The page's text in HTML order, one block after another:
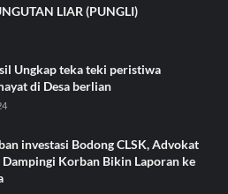
LIAR (PUNGLI)
Ungkap teka teki peristiwa
di Desa berlian
investasi Bodong CLSK, Advokat
Korban Bikin Laporan ke